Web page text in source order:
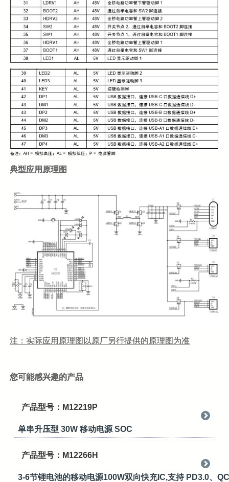
典型应用原理图
注：实际应用原理图以原厂另行提供的原理图为准
您可能感兴趣的产品
产品型号：M12219P
单串升压型 30W 移动电源 SOC
产品型号：M12266H
3-6节锂电池的移动电源100W双向快充IC,支持 PD3.0、